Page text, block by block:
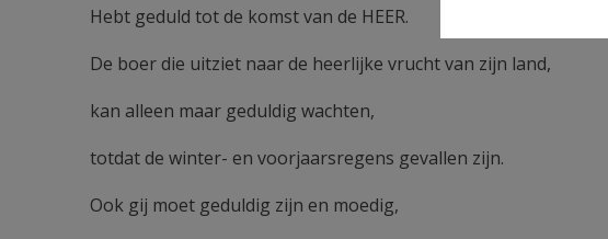
Hebt geduld tot de komst van de HEER.
De boer die uitziet naar de heerlijke vrucht van zijn land,
kan alleen maar geduldig wachten,
totdat de winter- en voorjaarsregens gevallen zijn.
Ook gij moet geduldig zijn en moedig,